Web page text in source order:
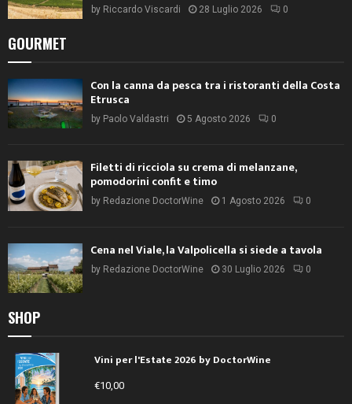
by Riccardo Viscardi 28 Luglio 2026 0
GOURMET
Con la canna da pesca tra i ristoranti della Costa
Etrusca
by Paolo Valdastri 5 Agosto 2026 0
Filetti di ricciola su crema di melanzane,
pomodorini confit e timo
by Redazione DoctorWine 1 Agosto 2026 0
Cena nel Viale, la Valpolicella si siede a tavola
by Redazione DoctorWine 30 Luglio 2026 0
SHOP
Vini per l'Estate 2026 by DoctorWine
€10,00